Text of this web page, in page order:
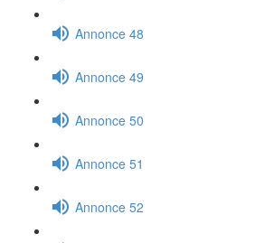
Annonce 48
Annonce 49
Annonce 50
Annonce 51
Annonce 52